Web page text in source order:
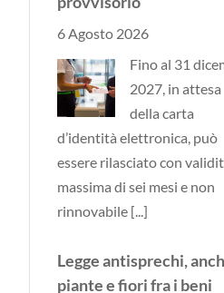
2027, in attesa
della carta
d’identità elettronica, può
essere rilasciato con validità
massima di sei mesi e non
rinnovabile[...]
piante e fiori fra i beni